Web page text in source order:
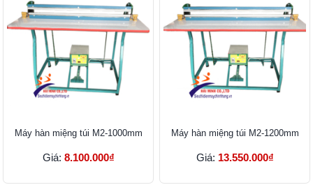
Máy hàn miệng túi M2-1000mm
Giá: 8.100.000₫
Máy hàn miệng túi M2-1200mm
Giá: 13.550.000₫